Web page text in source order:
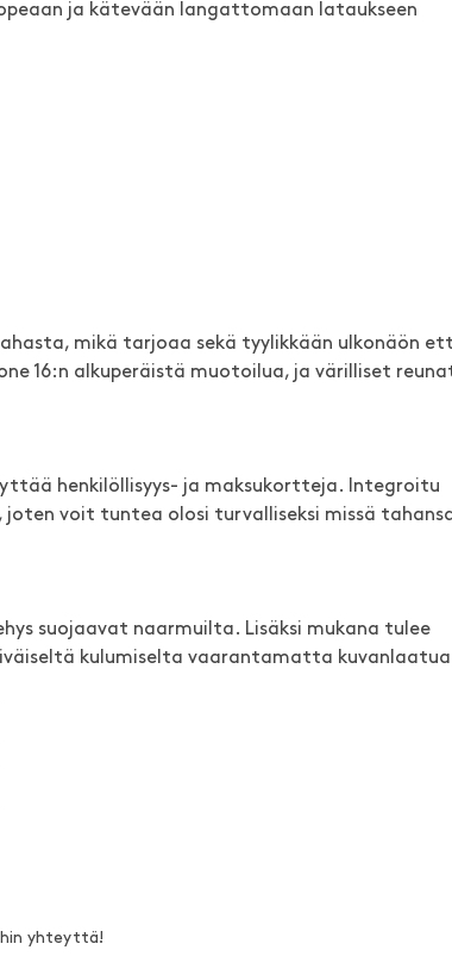
ja kätevään langattomaan lataukseen
mikä tarjoaa sekä tyylikkään ulkonäön
16:n alkuperäistä muotoilua, ja värilliset
henkilöllisyys- ja maksukortteja. Integroitu
joten voit tuntea olosi turvalliseksi missä
suojaavat naarmuilta. Lisäksi mukana tulee
kulumiselta vaarantamatta
yhteyttä!